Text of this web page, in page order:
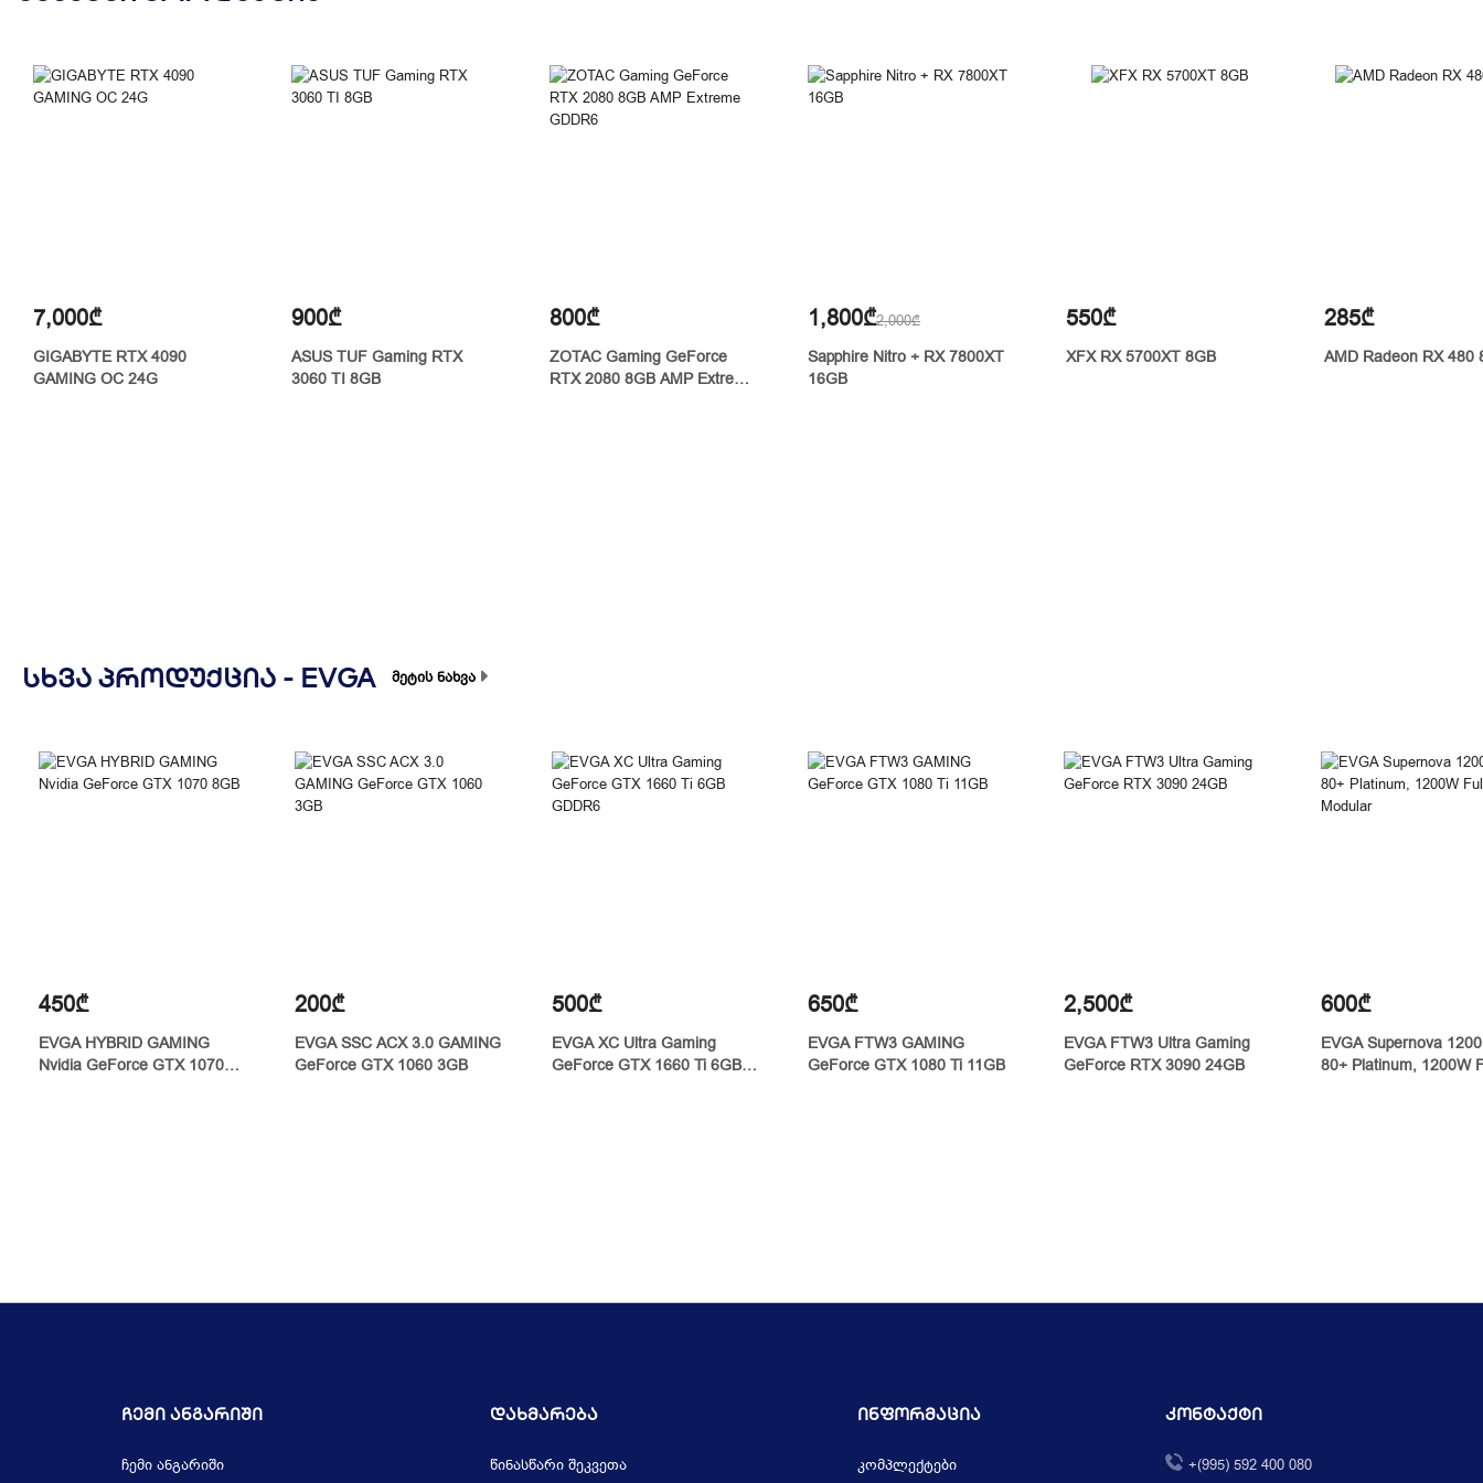
7,000₾
GIGABYTE RTX 4090
GAMING OC 24G
900₾
ASUS TUF Gaming RTX
3060 TI 8GB
800₾
ZOTAC Gaming GeForce
RTX 2080 8GB AMP Extreme
1,800₾2,000₾
Sapphire Nitro + RX 7800XT
16GB
550₾
XFX RX 5700XT 8GB
285₾
AMD Radeon RX 480
ᲡᲮᲕᲐ ᲞᲠᲝᲓᲣᲥᲪᲘᲐ - EVGA მეტის ნახვა
450₾
EVGA HYBRID GAMING
Nvidia GeForce GTX 1070
200₾
EVGA SSC ACX 3.0 GAMING
GeForce GTX 1060 3GB
500₾
EVGA XC Ultra Gaming
GeForce GTX 1660 Ti 6GB
650₾
EVGA FTW3 GAMING
GeForce GTX 1080 Ti 11GB
2,500₾
EVGA FTW3 Ultra Gaming
GeForce RTX 3090 24GB
600₾
EVGA Supernova
80+ Platinum, 1200W
Ჩემი Ანგარიში
ჩემი ანგარიში
Დახმარება
წინასწარი შეკვეთა
Ინფორმაცია
კომპლექტები
Კონტაქტი
+(995) 592 400 080